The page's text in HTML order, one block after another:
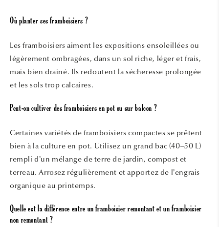
Où planter ses framboisiers ?
Les framboisiers aiment les expositions ensoleillées ou
légèrement ombragées, dans un sol riche, léger et frais,
mais bien drainé. Ils redoutent la sécheresse prolongée
et les sols trop calcaires.
Peut-on cultiver des framboisiers en pot ou sur balcon ?
Certaines variétés de framboisiers compactes se prêtent
bien à la culture en pot. Utilisez un grand bac (40–50 L)
rempli d’un mélange de terre de jardin, compost et
terreau. Arrosez régulièrement et apportez de l’engrais
organique au printemps.
Quelle est la différence entre un framboisier remontant et un framboisier
non remontant ?